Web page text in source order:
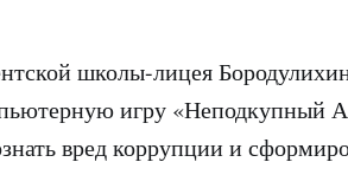
школы-лицея
игру «Неподкупный
вред коррупции и